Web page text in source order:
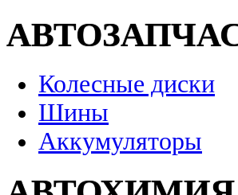
Колесные диски
Шины
Аккумуляторы